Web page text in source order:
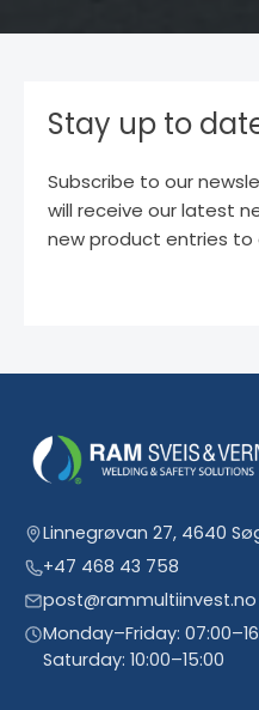
Stay up to
Subscribe to our
will receive our latest
new product entries to
Linnegrøvan 27, 4640
+47 468 43 758
post@rammultiinvest.no
Monday–Friday:
Saturday: 10:00–15:00